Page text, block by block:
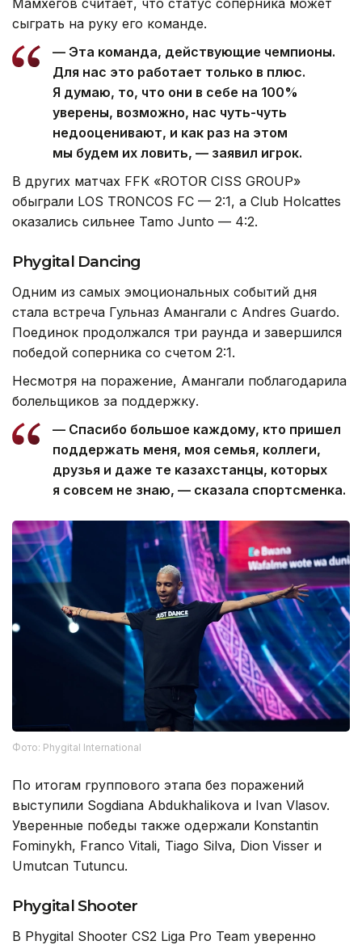
сыграть на руку его команде.
— Эта команда, действующие чемпионы.
Для нас это работает только в плюс.
Я думаю, то, что они в себе на 100%
уверены, возможно, нас чуть-чуть
недооценивают, и как раз на этом
мы будем их ловить, — заявил игрок.
В других матчах FFK «ROTOR CISS GROUP»
обыграли LOS TRONCOS FC — 2:1, а Club Holcattes
оказались сильнее Tamo Junto — 4:2.
Phygital Dancing
Одним из самых эмоциональных событий дня
стала встреча Гульназ Амангали с Andres Guardo.
Поединок продолжался три раунда и завершился
победой соперника со счетом 2:1.
Несмотря на поражение, Амангали поблагодарила
болельщиков за поддержку.
— Спасибо большое каждому, кто пришел
поддержать меня, моя семья, коллеги,
друзья и даже те казахстанцы, которых
я совсем не знаю, — сказала спортсменка.
Фото: Phygital International
По итогам группового этапа без поражений
выступили Sogdiana Abdukhalikova и Ivan Vlasov.
Уверенные победы также одержали Konstantin
Fominykh, Franco Vitali, Tiago Silva, Dion Visser и
Umutcan Tutuncu.
Phygital Shooter
В Phygital Shooter CS2 Liga Pro Team уверенно